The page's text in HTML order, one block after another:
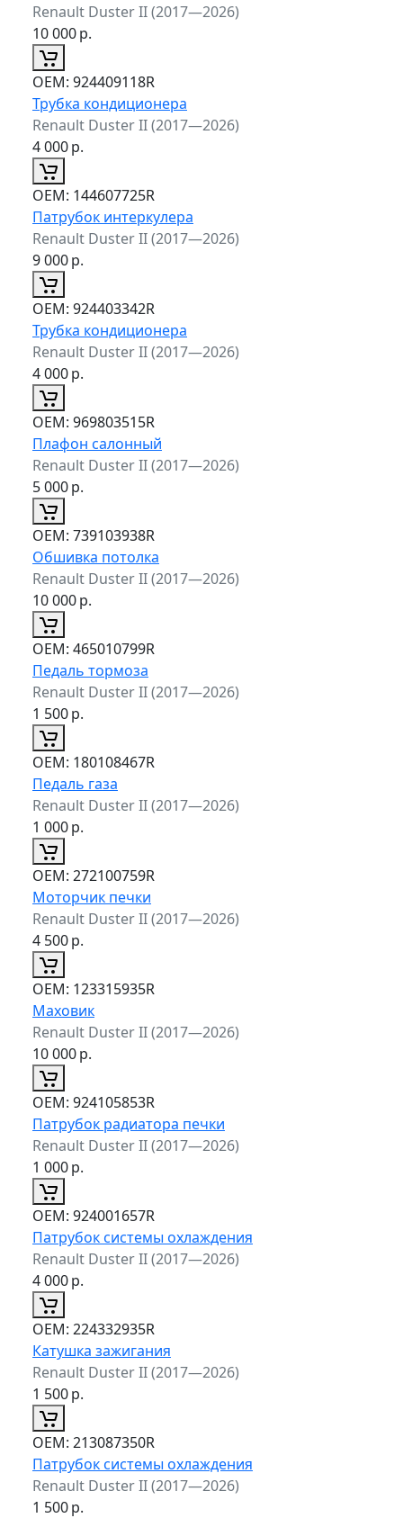
Renault Duster II (2017—2026)
10 000р.
ОЕМ: 924409118R
Трубка кондиционера
Renault Duster II (2017—2026)
4 000р.
ОЕМ: 144607725R
Патрубок интеркулера
Renault Duster II (2017—2026)
9 000р.
ОЕМ: 924403342R
Трубка кондиционера
Renault Duster II (2017—2026)
4 000р.
ОЕМ: 969803515R
Плафон салонный
Renault Duster II (2017—2026)
5 000р.
ОЕМ: 739103938R
Обшивка потолка
Renault Duster II (2017—2026)
10 000р.
ОЕМ: 465010799R
Педаль тормоза
Renault Duster II (2017—2026)
1 500р.
ОЕМ: 180108467R
Педаль газа
Renault Duster II (2017—2026)
1 000р.
ОЕМ: 272100759R
Моторчик печки
Renault Duster II (2017—2026)
4 500р.
ОЕМ: 123315935R
Маховик
Renault Duster II (2017—2026)
10 000р.
ОЕМ: 924105853R
Патрубок радиатора печки
Renault Duster II (2017—2026)
1 000р.
ОЕМ: 924001657R
Патрубок системы охлаждения
Renault Duster II (2017—2026)
4 000р.
ОЕМ: 224332935R
Катушка зажигания
Renault Duster II (2017—2026)
1 500р.
ОЕМ: 213087350R
Патрубок системы охлаждения
Renault Duster II (2017—2026)
1 500р.